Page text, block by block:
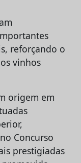
reforçando o
vinhos
origem em
Concurso
prestigiadas